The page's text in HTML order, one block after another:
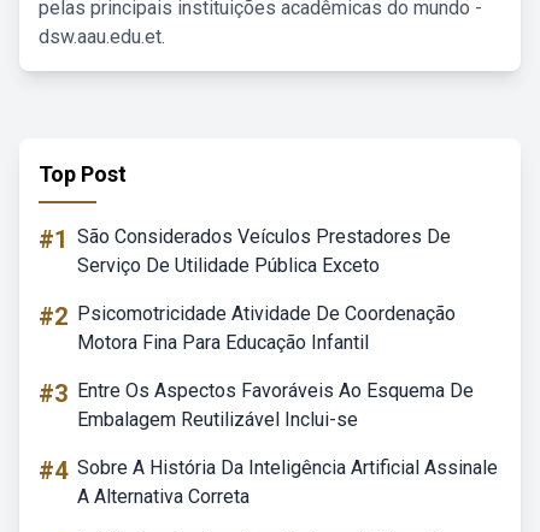
pelas principais instituições acadêmicas do mundo -
dsw.aau.edu.et.
Top Post
#1 São Considerados Veículos Prestadores De
Serviço De Utilidade Pública Exceto
#2 Psicomotricidade Atividade De Coordenação
Motora Fina Para Educação Infantil
#3 Entre Os Aspectos Favoráveis Ao Esquema De
Embalagem Reutilizável Inclui-se
#4 Sobre A História Da Inteligência Artificial Assinale
A Alternativa Correta